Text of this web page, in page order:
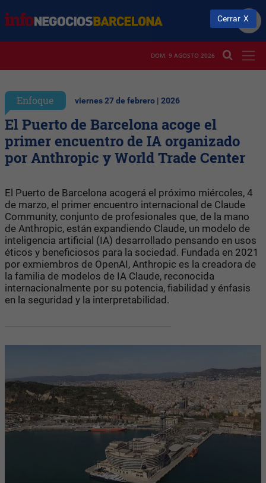
DOM. 9 AGOSTO 2026
Enfoque viernes 27 de febrero | 2026
El Puerto de Barcelona acoge el
primer encuentro de IA organizado
por Anthropic y World Trade Center
El Puerto de Barcelona acogerá el próximo miércoles, 4
de marzo, el primer encuentro internacional de Claude
Community, conjunto de profesionales que, de la mano
de Anthropic, están expandiendo Claude, un modelo de
inteligencia artificial (IA) desarrollado pensando en usos
éticos y beneficiosos para la sociedad. Fundada en 2021
por exmiembros de OpenAI, Anthropic es la creadora de
la familia de modelos de IA Claude, reconocida
internacionalmente por su potencia, fiabilidad y énfasis
en la seguridad y la interpretabilidad.
Cerrar